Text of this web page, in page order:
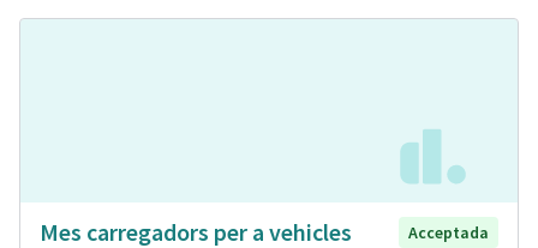
Mes carregadors per a vehicles
Acceptada